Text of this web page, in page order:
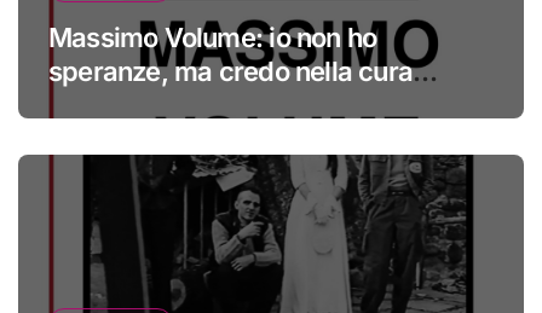
Massimo Volume: io non ho
speranze, ma credo nella cura